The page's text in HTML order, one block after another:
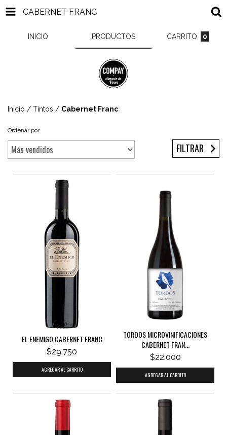
CABERNET FRANC
INICIO PRODUCTOS CARRITO 0
Inicio / Tintos / Cabernet Franc
Ordenar por
FILTRAR
EL ENEMIGO CABERNET FRANC
$29.750
TORDOS MICROVINIFICACIONES
CABERNET FRAN...
$22.000